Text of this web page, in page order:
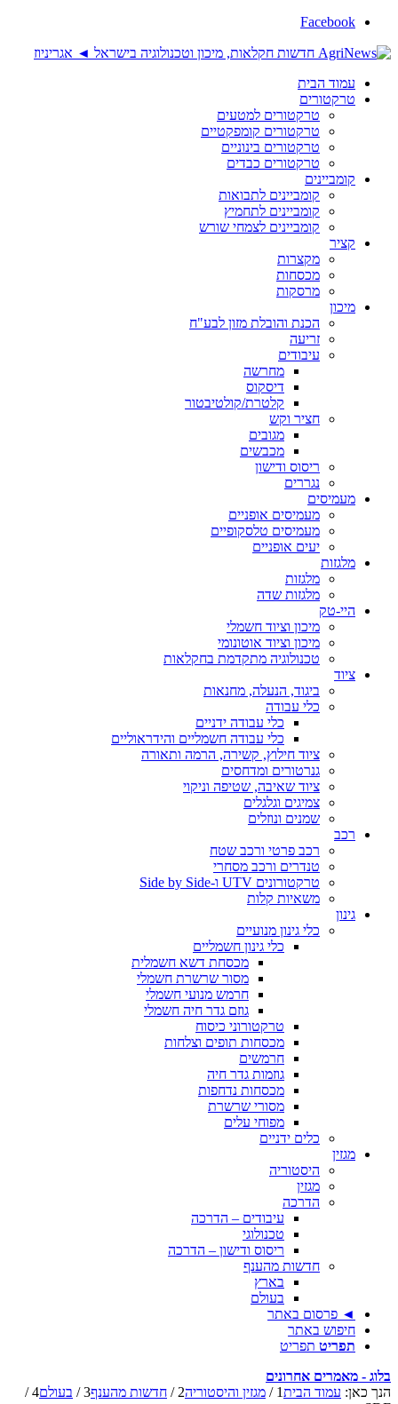
Facebook
עמוד הבית
טרקטורים
טרקטורים למטעים
טרקטורים קומפקטיים
טרקטורים בינוניים
טרקטורים כבדים
קומביינים
קומביינים לתבואות
קומביינים לתחמיץ
קומביינים לצמחי שורש
קציר
מקצרות
מכסחות
מרסקות
מיכון
הכנת והובלת מזון לבע"ח
זריעה
עיבודים
מחרשה
דיסקוס
קלטרת/קולטיבטור
חציר וקש
מגובים
מכבשים
ריסוס ודישון
נגררים
מעמיסים
מעמיסים אופניים
מעמיסים טלסקופיים
יעים אופניים
מלגזות
מלגזות
מלגזות שדה
היי-טק
מיכון וציוד חשמלי
מיכון וציוד אוטונומי
טכנולוגיה מתקדמת בחקלאות
ציוד
ביגוד, הנעלה, מחנאות
כלי עבודה
כלי עבודה ידניים
כלי עבודה חשמליים והידראוליים
ציוד חילוץ, קשירה, הרמה ותאורה
גנרטורים ומדחסים
ציוד שאיבה, שטיפה וניקוי
צמיגים וגלגלים
שמנים ונוזלים
רכב
רכב פרטי ורכב שטח
טנדרים ורכב מסחרי
טרקטורונים UTV ו-Side by Side
משאיות קלות
גינון
כלי גינון מנועיים
כלי גינון חשמליים
מכסחת דשא חשמלית
מסור שרשרת חשמלי
חרמש מנועי חשמלי
גוזם גדר חיה חשמלי
טרקטורוני כיסוח
מכסחות תופים וצלחות
חרמשים
גוזמות גדר חיה
מכסחות נדחפות
מסורי שרשרת
מפוחי עלים
כלים ידניים
מגזין
היסטוריה
מגזין
הדרכה
עיבודים – הדרכה
טכנולוגי
ריסוס ודישון – הדרכה
חדשות מהענף
בארץ
בעולם
◄ פרסום באתר
חיפוש באתר
תפריט תפריט
בלוג - מאמרים אחרונים
הנך כאן: עמוד הבית1
/ מגזין והיסטוריה2
/ חדשות מהענף3
/ בעולם4
/